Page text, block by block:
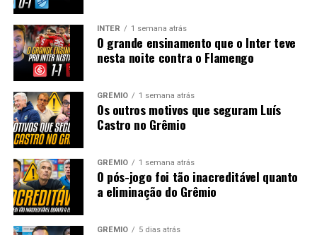
INTER 1 semana atrás
O grande ensinamento que o Inter teve
nesta noite contra o Flamengo
GRÊMIO 1 semana atrás
Os outros motivos que seguram Luís
Castro no Grêmio
GRÊMIO 1 semana atrás
O pós-jogo foi tão inacreditável quanto
a eliminação do Grêmio
GRÊMIO 5 dias atrás